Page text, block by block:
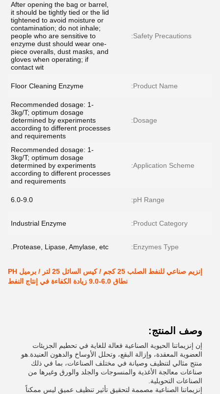
Safety Precautions:
After opening the bag or barrel,
it should be tightly tied or the lid
tightened to avoid moisture or
contamination; do not inhale;
people who are sensitive to
enzyme dust should wear one-
piece overalls, dust masks, and
gloves when operating; if
contact wit
Product Name:
Floor Cleaning Enzyme
Dosage:
Recommended dosage: 1-
3kg/T; optimum dosage
determined by experiments
according to different processes
and requirements
Application Scheme:
Recommended dosage: 1-
3kg/T; optimum dosage
determined by experiments
according to different processes
and requirements
pH Range:
6.0-9.0
Product Category:
Industrial Enzyme
Enzymes Type:
Protease, Lipase, Amylase, etc.
إنزيم صناعي للنفط الصلب 25 كجم / كيس السائل 25 لتر / برميل PH
نطاق 6.0-9.0 زيادة الكفاءة في إنتاج النفط
وصف المنتج:
إن إنزيماتنا الحيوية الصناعية فعالة للغاية في تحطيم الجزيئات
العضوية المعقدة، وإزالة البقع، وتحلل الأوساخ والدهون العنيدة.هو
منتج مثالي لتنظيف وصيانة في مختلف الصناعات، بما في ذلك
صناعات معالجة الأغذية والمنسوجات والجلد والورق وغيرها من
الصناعات التحويلية.
إنزيماتنا الصناعية مصممة لتحقيق تأثير تنظيف عميق ليس ممكناً